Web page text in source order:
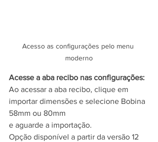
Acesso as configurações pelo menu
moderno
Acesse a aba recibo nas configurações:
Ao acessar a aba recibo, clique em
importar dimensões e selecione Bobina
58mm ou 80mm
e aguarde a importação.
Opção disponível a partir da versão 12